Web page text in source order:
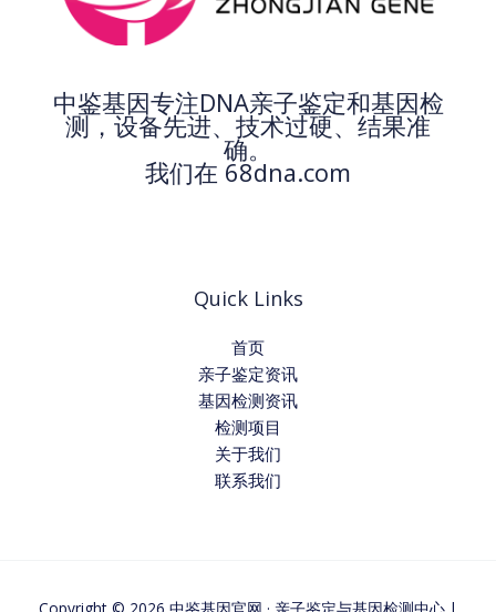
中鉴基因专注DNA亲子鉴定和基因检
测，设备先进、技术过硬、结果准
确。
我们在 68dna.com
Quick Links
首页
亲子鉴定资讯
基因检测资讯
检测项目
关于我们
联系我们